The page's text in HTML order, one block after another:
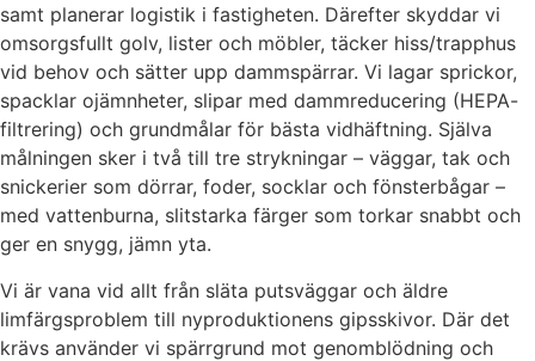
samt planerar logistik i fastigheten. Därefter skyddar vi
omsorgsfullt golv, lister och möbler, täcker hiss/trapphus
vid behov och sätter upp dammspärrar. Vi lagar sprickor,
spacklar ojämnheter, slipar med dammreducering (HEPA-
filtrering) och grundmålar för bästa vidhäftning. Själva
målningen sker i två till tre strykningar – väggar, tak och
snickerier som dörrar, foder, socklar och fönsterbågar –
med vattenburna, slitstarka färger som torkar snabbt och
ger en snygg, jämn yta.
Vi är vana vid allt från släta putsväggar och äldre
limfärgsproblem till nyproduktionens gipsskivor. Där det
krävs använder vi spärrgrund mot genomblödning och